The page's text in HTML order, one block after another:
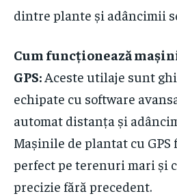
dintre plante și adâncimii
Cum funcționează
GPS: Aceste utilaje sunt
echipate cu software
automat distanța și
Mașinile de plantat cu GPS
perfect pe terenuri mari și
precizie fără precedent.